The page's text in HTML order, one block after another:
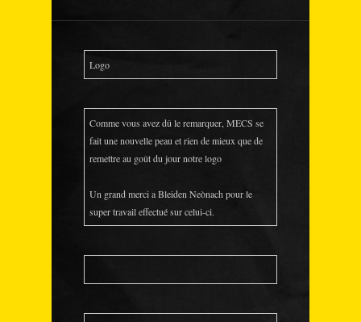
Logo
Comme vous avez dû le remarquer, MECS se
fait une nouvelle peau et rien de mieux que de
remettre au goût du jour notre logo
Un grand merci a Bleiden Neònach pour le
super travail effectué sur celui-ci.